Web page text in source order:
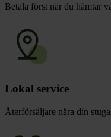
Betala först när du hämtar
Lokal service
Återförsäljare nära din stuga